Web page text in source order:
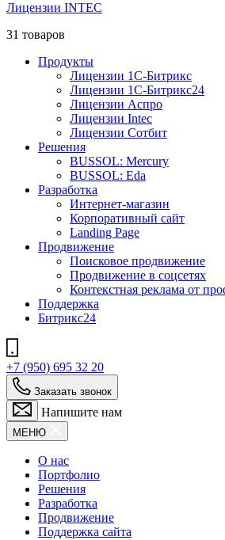
Лицензии INTEC
31 товаров
Продукты
Лицензии 1С-Битрикс
Лицензии 1С-Битрикс24
Лицензии Аспро
Лицензии Intec
Лицензии Сотбит
Решения
BUSSOL: Mercury
BUSSOL: Eda
Разработка
Интернет-магазин
Корпоративный сайт
Landing Page
Продвижение
Поисковое продвижение
Продвижение в соцсетях
Контекстная реклама от
Поддержка
Битрикс24
+7 (950) 695 32 20
Заказать звонок
Напишите нам
МЕНЮ
О нас
Портфолио
Решения
Разработка
Продвижение
Поддержка сайта